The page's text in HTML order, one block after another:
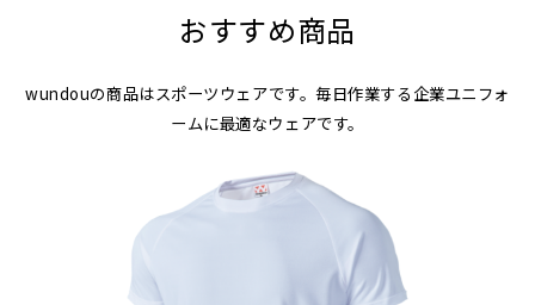
おすすめ商品
wundouの商品はスポーツウェアです。毎日作業する企業ユニフォ
ームに最適なウェアです。